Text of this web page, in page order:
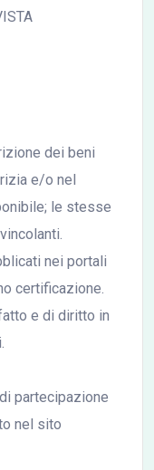
dei beni
e/o nel
le stesse
nei portali
certificazione.
e di diritto in
partecipazione
nel sito